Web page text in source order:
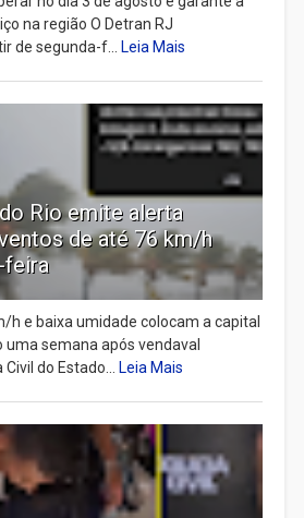
na região O Detran RJ
de segunda-f...
Leia Mais
Rio emite alerta
de até 76 km/h
feira
h e baixa umidade colocam a capital
uma semana após vendaval
do Estado...
Leia Mais